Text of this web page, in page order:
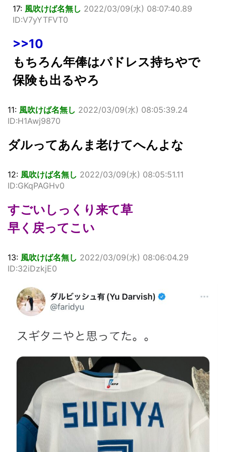
17: 風吹けば名無し 2022/03/09(水) 08:07:40.89
ID:V7yYTFVT0
>>10
もちろん年俸はパドレス持ちやで
保険も出るやろ
11: 風吹けば名無し 2022/03/09(水) 08:05:39.24
ID:H1Awj9870
ダルってあんま老けてへんよな
12: 風吹けば名無し 2022/03/09(水) 08:05:51.11
ID:GKqPAGHv0
すごいしっくり来て草
早く戻ってこい
13: 風吹けば名無し 2022/03/09(水) 08:06:04.29
ID:32iDzkjE0